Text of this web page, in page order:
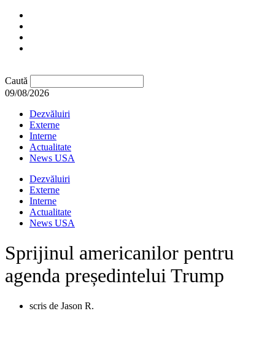
Caută
09/08/2026
Dezvăluiri
Externe
Interne
Actualitate
News USA
Dezvăluiri
Externe
Interne
Actualitate
News USA
Sprijinul americanilor pentru
agenda președintelui Trump
scris de Jason R.